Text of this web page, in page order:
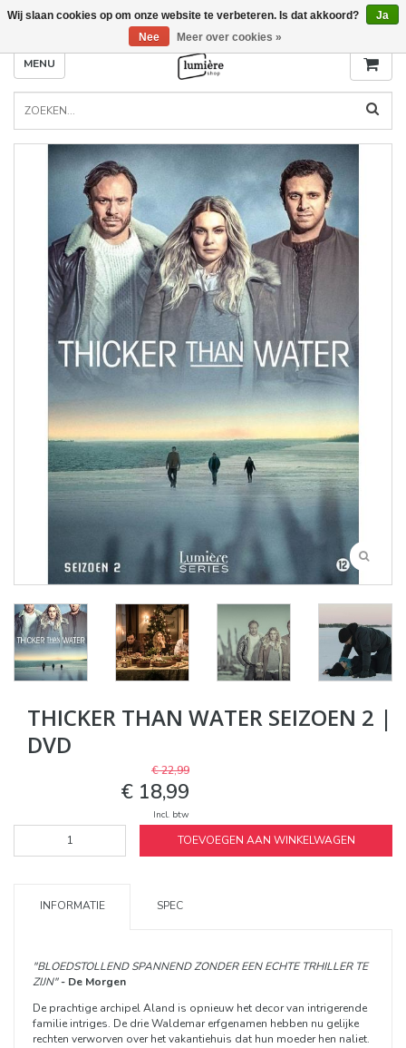
MENU
THICKER THAN WATER SEIZOEN 2 |
DVD
€ 22,99
€ 18,99
Incl. btw
TOEVOEGEN AAN WINKELWAGEN
INFORMATIE SPEC
"BLOEDSTOLLEND SPANNEND ZONDER EEN ECHTE TRHILLER TE
ZIJN"- De Morgen
De prachtige archipel Aland is opnieuw het decor van intrigerende
familie intriges. De drie Waldemar erfgenamen hebben nu gelijke
rechten verworven over het vakantiehuis dat hun moeder hen naliet.
Wij slaan cookies op om onze website te verbeteren. Is dat akkoord?
Ja
Nee
Meer over cookies »